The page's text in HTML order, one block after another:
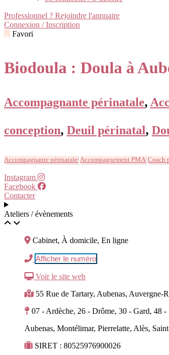
Professionnel ? Rejoindre l'annuaire
Connexion / Inscription
Favori
Biodoula : Doula à
Accompagnante périnatale,
conception, Deuil périnatal,
Accompagnante périnatale Accompagnement PMA Coach
Instagram
Facebook
Contacter
Ateliers / évènements
Cabinet, À domicile, En ligne
Afficher le numéro
Voir le site web
55 Rue de Tartary, Aubenas, Auvergne-
07 - Ardèche, 26 - Drôme, 30 - Gard, 48 -
Aubenas, Montélimar, Pierrelatte, Alès,
SIRET : 80525976900026